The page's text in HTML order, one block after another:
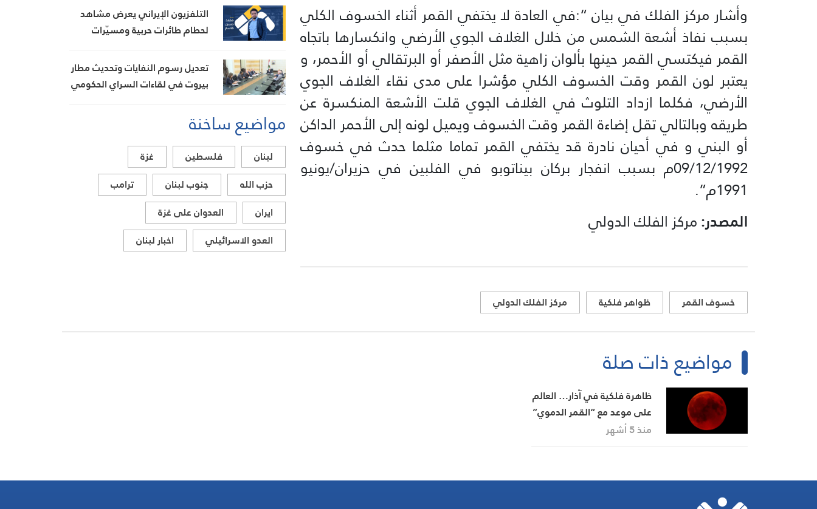
وأشار مركز الفلك في بيان “:في العادة لا يختفي القمر أثناء الخسوف الكلي
بسبب نفاذ أشعة الشمس من خلال الغلاف الجوي الأرضي وانكسارها باتجاه
القمر فيكتسي القمر حينها بألوان زاهية مثل الأصفر أو البرتقالي أو الأحمر، و
يعتبر لون القمر وقت الخسوف الكلي مؤشرا على مدى نقاء الغلاف الجوي
الأرضي، فكلما ازداد التلوث في الغلاف الجوي قلت الأشعة المنكسرة عن
طريقه وبالتالي تقل إضاءة القمر وقت الخسوف ويميل لونه إلى الأحمر الداكن
أو البني و في أحيان نادرة قد يختفي القمر تماما مثلما حدث في خسوف
09/12/1992م بسبب انفجار بركان بيناتوبو في الفلبين في حزيران/يونيو
1991م”.
المصدر:مركز الفلك الدولي
خسوف القمر ظواهر فلكية مركز الفلك الدولي
التلفزيون الإيراني يعرض مشاهد
لحطام طائرات حربية ومسيّرات
تعديل رسوم النفايات وتحديث مطار
بيروت في لقاءات السراي الحكومي
مواضيع ساخنة
لبنان فلسطين
غزة
حزب الله
جنوب لبنان
ترامب
ايران
العدوان على غزة
العدو الاسرائيلي
اخبار لبنان
مواضيع ذات صلة
ظاهرة فلكية في آذار… العالم
على موعد مع “القمر الدموي”
منذ 5 أشهر